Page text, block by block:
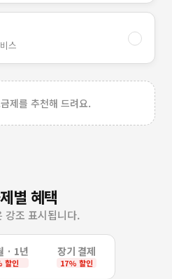
스
제를 추천해 드려요.
별 혜택
강조 표시됩니다.
· 1년
할인
장기 결제
17% 할인